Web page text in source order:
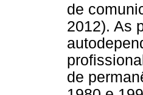
de
2012). As
de